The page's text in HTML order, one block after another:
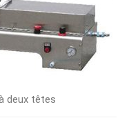
deux têtes